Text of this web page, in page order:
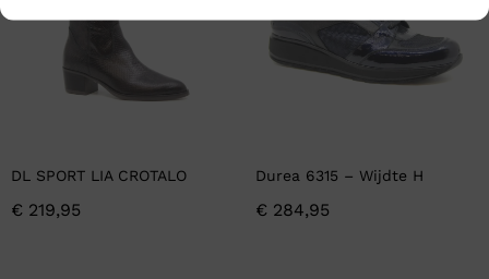
DL SPORT LIA CROTALO
€ 219,95
Durea 6315 – Wijdte H
€ 284,95